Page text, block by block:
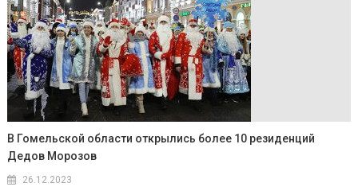
В Гомельской области открылись более 10 резиденций
Дедов Морозов
26.12.2023